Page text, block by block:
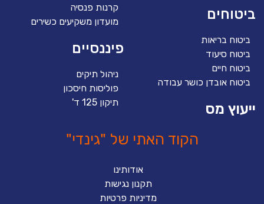
ביטוחים
ביטוח בריאות
ביטוח סיעוד
ביטוח חיים
ביטוח אובדן כושר עבודה
ייעוץ מס
קרנות פנסיה
מועדון משקיעים כשירים
פיננסיים
ניהול תיקים
פוליסות חיסכון
תיקון 125 ד'
הקוד האתי של "גינדי"
אודותינו
תקנון נגישות
מדיניות פרטיות